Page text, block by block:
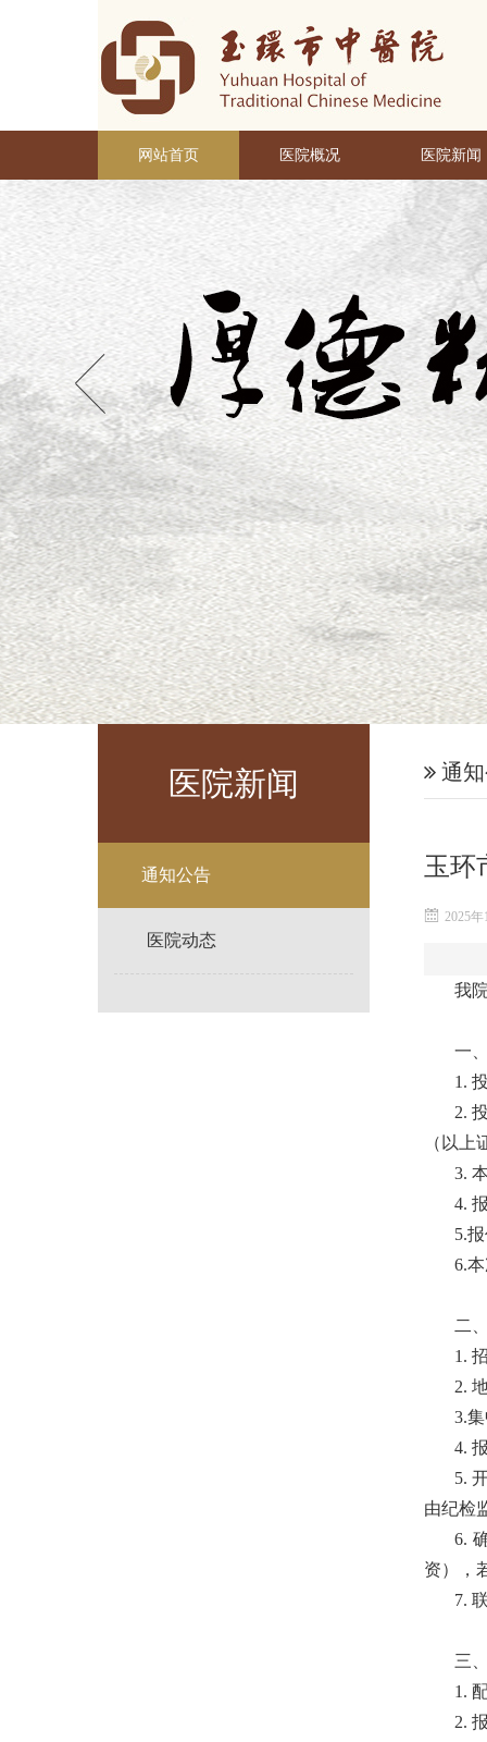
网站首页 医院概况 医院新闻
医院新闻
通知公告
医院动态
通
玉环
2025
我
一
1.
2.
（以上
3.
4.
5.
6.
二
1.
2.
3.
4.
5.
由纪检
6.
资），
7.
三
1.
2.